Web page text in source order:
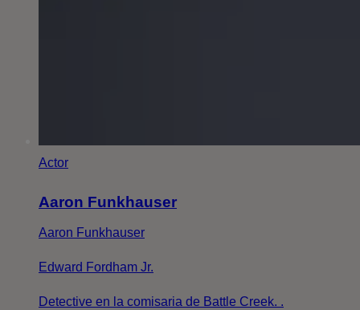
Actor
Aaron Funkhauser
Aaron Funkhauser
Edward Fordham Jr.
Detective en la comisaria de Battle Creek. .